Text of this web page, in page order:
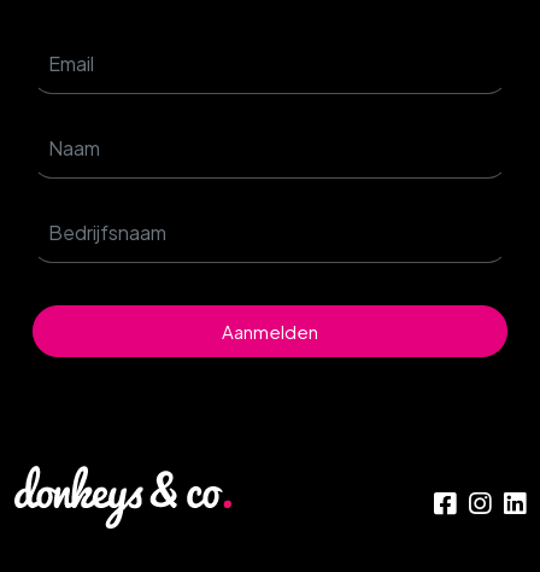
Aanmelden